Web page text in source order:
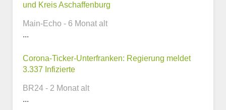
E-Mail-Adresse
Telefonnummer
und Kreis Aschaffenburg
Main-Echo - 6 Monat alt
...
Corona-Ticker-Unterfranken: Regierung meldet
3.337 Infizierte
BR24 - 2 Monat alt
...